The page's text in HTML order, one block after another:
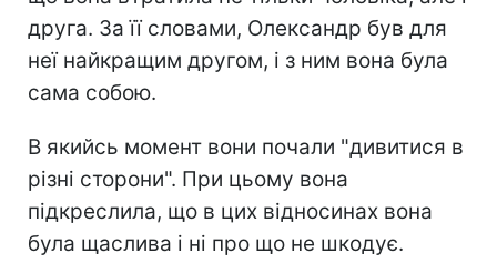
друга. За її словами, Олександр був для
неї найкращим другом, і з ним вона була
сама собою.
В якийсь момент вони почали "дивитися в
різні сторони". При цьому вона
підкреслила, що в цих відносинах вона
була щаслива і ні про що не шкодує.